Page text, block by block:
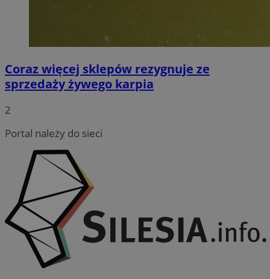
Coraz więcej sklepów rezygnuje ze
sprzedaży żywego karpia
2
Portal należy do sieci